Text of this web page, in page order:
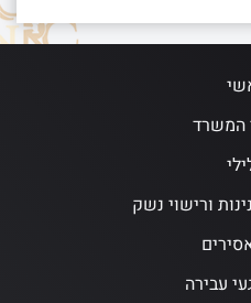
המשרד
ורישוי נשק
עבירה